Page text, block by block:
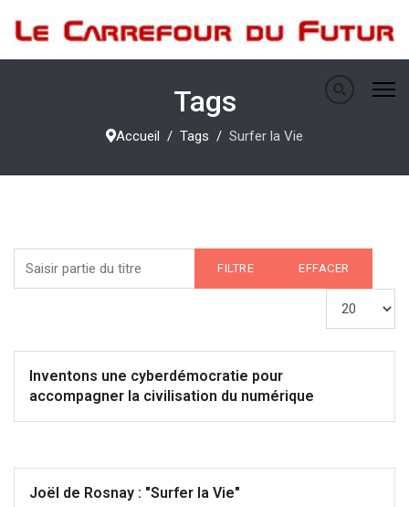
Tags
Accueil Tags Surfer la Vie
FILTRE EFFACER
Inventons une cyberdémocratie pour
accompagner la civilisation du numérique
Joël de Rosnay : "Surfer la Vie"